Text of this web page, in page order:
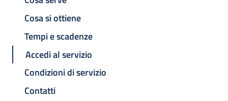
Cosa si ottiene
Tempi e scadenze
Accedi al servizio
Condizioni di servizio
Contatti